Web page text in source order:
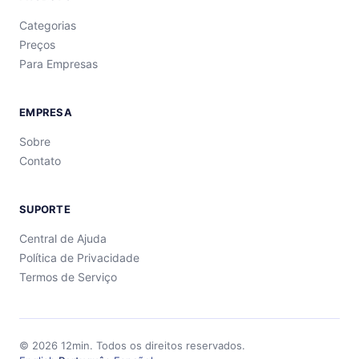
Categorias
Preços
Para Empresas
EMPRESA
Sobre
Contato
SUPORTE
Central de Ajuda
Política de Privacidade
Termos de Serviço
© 2026 12min. Todos os direitos reservados.